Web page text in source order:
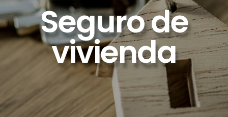
Seguro de
vivienda